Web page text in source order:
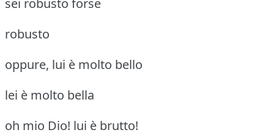
robusto
oppure, lui è molto bello
lei è molto bella
oh mio Dio! lui è brutto!